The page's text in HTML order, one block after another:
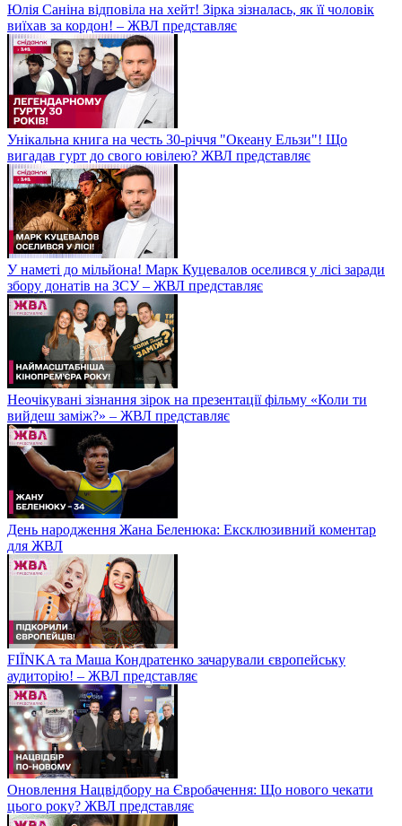
Юлія Саніна відповіла на хейт! Зірка зізналась, як її чоловік
виїхав за кордон! – ЖВЛ представляє
Унікальна книга на честь 30-річчя "Океану Ельзи"! Що
вигадав гурт до свого ювілею? ЖВЛ представляє
У наметі до мільйона! Марк Куцевалов оселився у лісі заради
збору донатів на ЗСУ – ЖВЛ представляє
Неочікувані зізнання зірок на презентації фільму «Коли ти
вийдеш заміж?» – ЖВЛ представляє
День народження Жана Беленюка: Ексклюзивний коментар
для ЖВЛ
FIЇNKA та Маша Кондратенко зачарували європейську
аудиторію! – ЖВЛ представляє
Оновлення Нацвідбору на Євробачення: Що нового чекати
цього року? ЖВЛ представляє